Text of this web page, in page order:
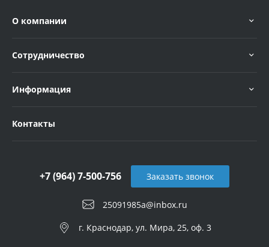
О компании
Сотрудничество
Информация
Контакты
25091985a@inbox.ru
+7 (964) 7-500-756
г. Краснодар, ул. Мира, 25, оф. 3
Заказать звонок